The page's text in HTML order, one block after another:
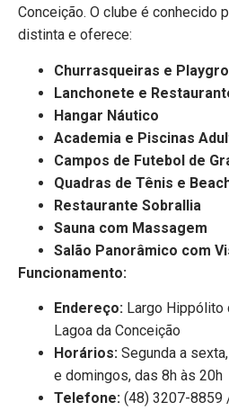
Conceição. O clube é conhecido
distinta e oferece:
Churrasqueiras e
Lanchonete e
Hangar Náutico
Academia e Piscinas
Campos de Futebol de
Quadras de Tênis e
Restaurante Sobrallia
Sauna com Massagem
Salão Panorâmico com
Funcionamento:
Endereço: Largo Hippólito
Lagoa da Conceição
Horários: Segunda a
e domingos, das 8h às 20h
Telefone: (48) 3207-